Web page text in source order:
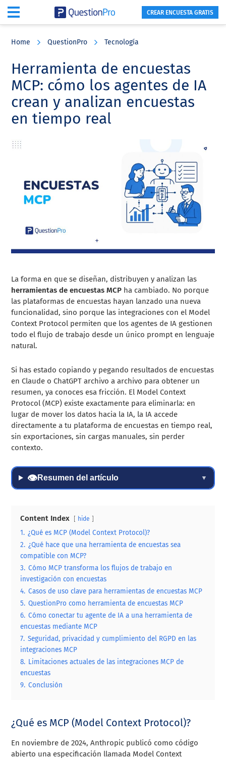
content
sidebar
CREAR ENCUESTA GRATIS
Home QuestionPro Tecnología
Herramienta de encuestas
MCP: cómo los agentes de IA
crean y analizan encuestas
en tiempo real
La forma en que se diseñan, distribuyen y analizan las
herramientas de encuestas MCP ha cambiado. No porque
las plataformas de encuestas hayan lanzado una nueva
funcionalidad, sino porque las integraciones con el Model
Context Protocol permiten que los agentes de IA gestionen
todo el flujo de trabajo desde un único prompt en lenguaje
natural.
Si has estado copiando y pegando resultados de encuestas
en Claude o ChatGPT archivo a archivo para obtener un
resumen, ya conoces esa fricción. El Model Context
Protocol (MCP) existe exactamente para eliminarla: en
lugar de mover los datos hacia la IA, la IA accede
directamente a tu plataforma de encuestas en tiempo real,
sin exportaciones, sin cargas manuales, sin perder
contexto.
👁Resumen del artículo ▼
Content Index hide
1. ¿Qué es MCP (Model Context Protocol)?
2. ¿Qué hace que una herramienta de encuestas sea
compatible con MCP?
3. Cómo MCP transforma los flujos de trabajo en
investigación con encuestas
4. Casos de uso clave para herramientas de encuestas MCP
5. QuestionPro como herramienta de encuestas MCP
6. Cómo conectar tu agente de IA a una herramienta de
encuestas mediante MCP
7. Seguridad, privacidad y cumplimiento del RGPD en las
integraciones MCP
8. Limitaciones actuales de las integraciones MCP de
encuestas
9. Conclusión
¿Qué es MCP (Model Context Protocol)?
En noviembre de 2024, Anthropic publicó como código
abierto una especificación llamada Model Context